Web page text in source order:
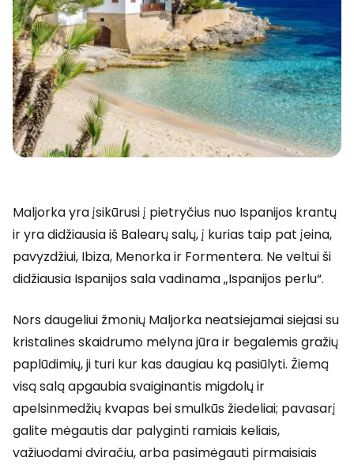
Maljorka yra įsikūrusi į pietryčius nuo Ispanijos krantų
ir yra didžiausia iš Balearų salų, į kurias taip pat įeina,
pavyzdžiui, Ibiza, Menorka ir Formentera. Ne veltui ši
didžiausia Ispanijos sala vadinama „Ispanijos perlu“.
Nors daugeliui žmonių Maljorka neatsiejamai siejasi su
kristalinės skaidrumo mėlyna jūra ir begalėmis gražių
paplūdimių, ji turi kur kas daugiau ką pasiūlyti. Žiemą
visą salą apgaubia svaiginantis migdolų ir
apelsinmedžių kvapas bei smulkūs žiedeliai; pavasarį
galite mėgautis dar palyginti ramiais keliais,
važiuodami dviračiu, arba pasimėgauti pirmaisiais